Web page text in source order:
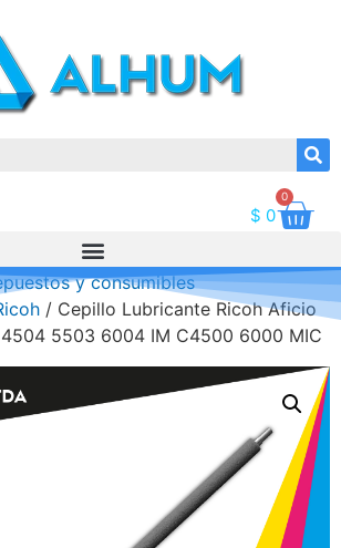
$ 0
0
y consumibles
/ Cepillo Lubricante Ricoh Aficio
5503 6004 IM C4500 6000 MIC